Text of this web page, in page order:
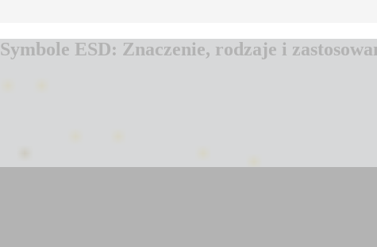
Symbole ESD: Znaczenie, rodzaje i